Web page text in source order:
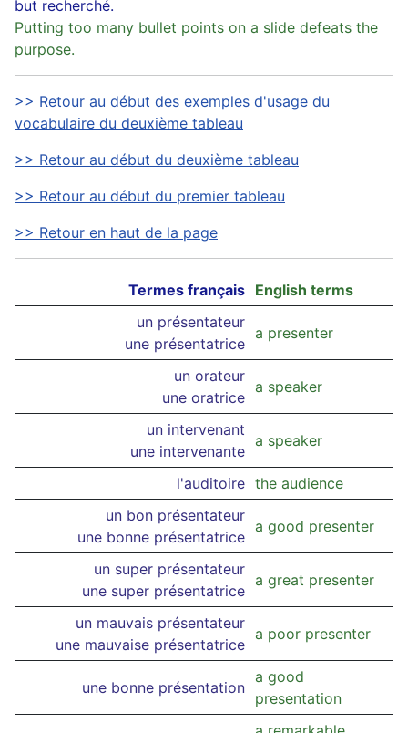
but recherché.
Putting too many bullet points on a slide defeats the
purpose.
>> Retour au début des exemples d'usage du
vocabulaire du deuxième tableau
>> Retour au début du deuxième tableau
>> Retour au début du premier tableau
>> Retour en haut de la page
Termes français English terms
un présentateur
une présentatrice
a presenter
un orateur
une oratrice
a speaker
un intervenant
une intervenante
a speaker
l'auditoire the audience
un bon présentateur
une bonne présentatrice
a good presenter
un super présentateur
une super présentatrice
a great presenter
un mauvais présentateur
une mauvaise présentatrice
a poor presenter
une bonne présentation
a good
presentation